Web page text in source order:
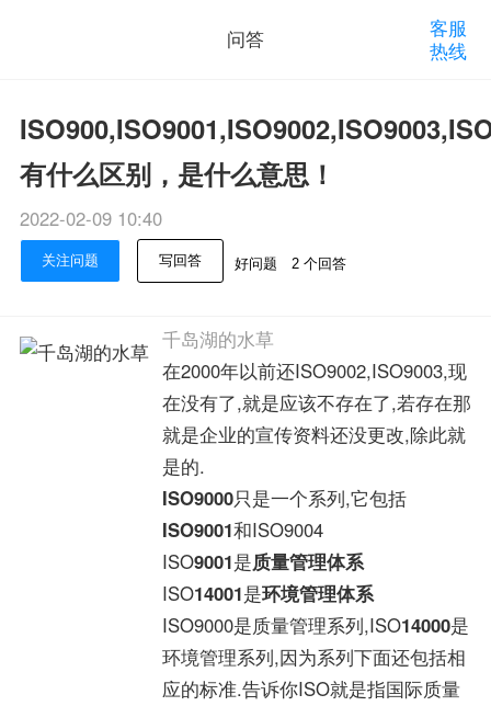
问答
客服
热线
有什么区别，是什么意思！
2022-02-09 10:40
关注问题 写回答 好问题 2 个回答
千岛湖的水草
在2000年以前还ISO9002,ISO9003,现
在没有了,就是应该不存在了,若存在那
就是企业的宣传资料还没更改,除此就
是的.
ISO9000只是一个系列,它包括
ISO9001和ISO9004
ISO9001是质量管理体系
ISO14001是环境管理体系
ISO9000是质量管理系列,ISO14000是
环境管理系列,因为系列下面还包括相
应的标准.告诉你ISO就是指国际质量